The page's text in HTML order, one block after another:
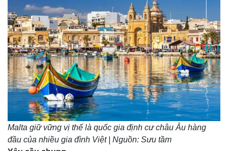
Malta giữ vững vị thế là quốc gia định cư châu Âu hàng
đầu của nhiều gia đình Việt | Nguồn: Sưu tầm